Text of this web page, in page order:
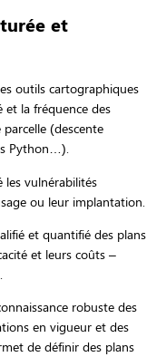
et
outils cartographiques
et la fréquence des
parcelle (descente
Python…).
les vulnérabilités
ou leur implantation.
et quantifié des plans
et leurs coûts –
robuste des
en vigueur et des
de définir des plans